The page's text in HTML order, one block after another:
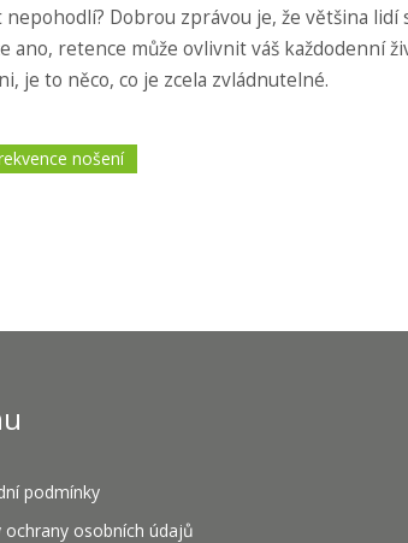
Dobrou zprávou je, že většina lidí
retence může ovlivnit váš každodenní
je to něco, co je zcela zvládnutelné.
nošení
podmínky
ochrany osobních údajů